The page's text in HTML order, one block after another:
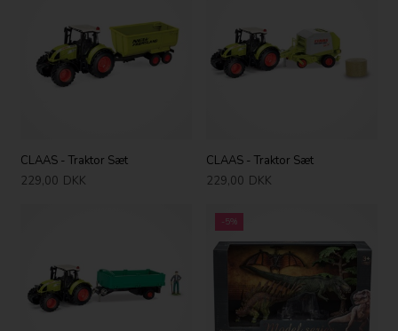
CLAAS - Traktor Sæt
229,00 DKK
CLAAS - Traktor Sæt
229,00 DKK
-5%